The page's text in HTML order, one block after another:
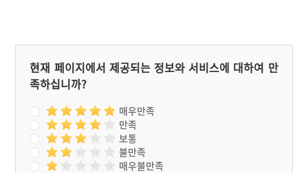
현재 페이지에서 제공되는 정보와 서비스에 대하여 만
족하십니까?
매우만족
만족
보통
불만족
매우불만족